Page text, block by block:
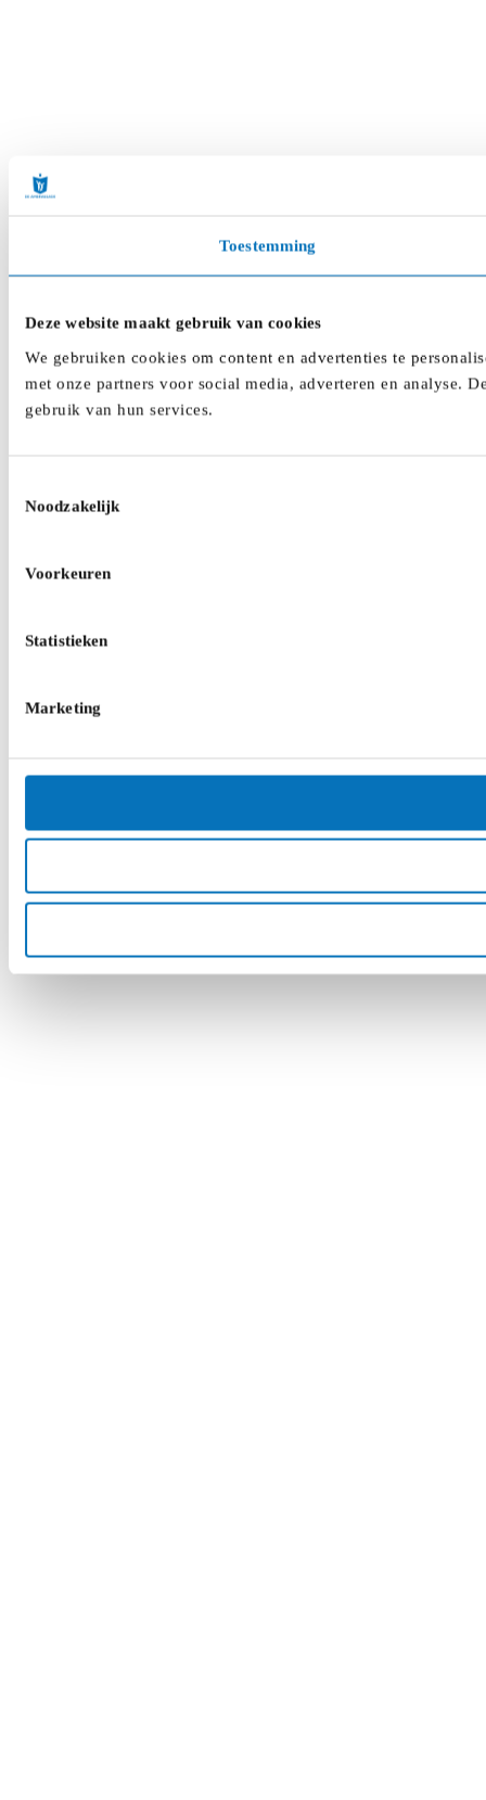
Toestemming
Deze website maakt gebruik van cookies
We gebruiken cookies om content en advertenties te
met onze partners voor social media, adverteren en analyse.
gebruik van hun services.
Noodzakelijk
Voorkeuren
Statistieken
Marketing